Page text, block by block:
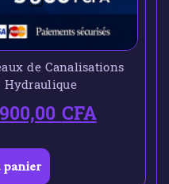
de Canalisations
CFA
panier